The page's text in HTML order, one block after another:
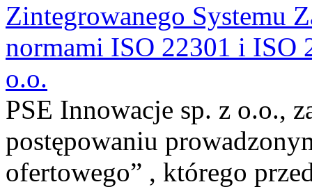
Zintegrowanego Systemu
normami ISO 22301 i ISO
o.o.
PSE Innowacje sp. z o.o.,
postępowaniu
ofertowego” , którego